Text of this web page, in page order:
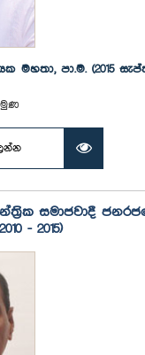
මහතා, පා.ම. (2015
සමාජවාදී
- 2015)